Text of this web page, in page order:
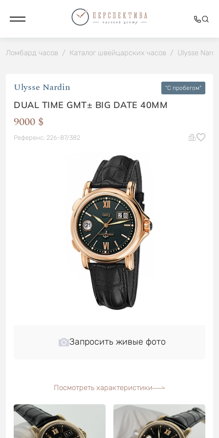
Ломбард часов / Каталог швейцарских часов / Ulysse
Ulysse Nardin "C пробегом"
DUAL TIME GMT± BIG DATE 40MM
9000 $
Референс: 226-87/382
Запросить живые фото
Посмотреть характеристики